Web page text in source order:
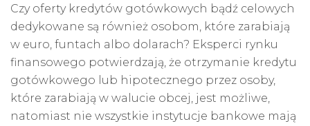
Czy oferty kredytów gotówkowych bądź celowych
dedykowane są również osobom, które zarabiają
w euro, funtach albo dolarach? Eksperci rynku
finansowego potwierdzają, że otrzymanie kredytu
gotówkowego lub hipotecznego przez osoby,
które zarabiają w walucie obcej, jest możliwe,
natomiast nie wszystkie instytucje bankowe mają